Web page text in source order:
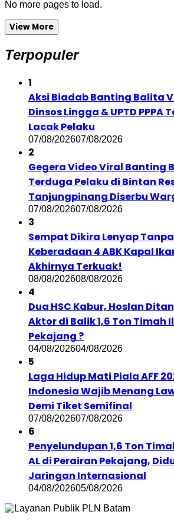
No more pages to load.
View More
Terpopuler
1
Aksi Biadab Banting Balita
Dinsos Lingga & UPTD
Lacak Pelaku
07/08/202607/08/2026
2
Gegera Video Viral Banting
Terduga Pelaku di Bintan
Tanjungpinang Diserbu
07/08/202607/08/2026
3
Sempat Dikira Lenyap
Keberadaan 4 ABK Kapal
Akhirnya Terkuak!
08/08/202608/08/2026
4
Dua HSC Kabur, Hoslan
Aktor di Balik 1,6 Ton Timah
Pekajang ?
04/08/202604/08/2026
5
Laga Hidup Mati Piala AFF
Indonesia Wajib Menang
Demi Tiket Semifinal
07/08/202607/08/2026
6
Penyelundupan 1,6 Ton
AL di Perairan Pekajang,
Jaringan Internasional
04/08/202605/08/2026